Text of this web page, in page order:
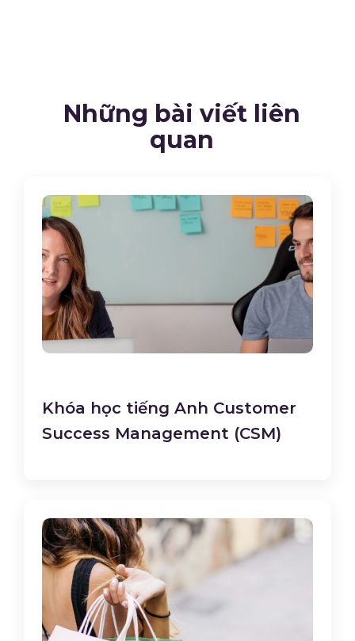
Những bài viết liên
quan
Khóa học tiếng Anh Customer
Success Management (CSM)